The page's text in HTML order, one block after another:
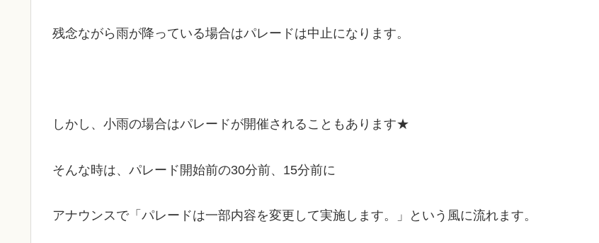
残念ながら雨が降っている場合はパレードは中止になります。
しかし、小雨の場合はパレードが開催されることもあります★
そんな時は、パレード開始前の30分前、15分前に
アナウンスで「パレードは一部内容を変更して実施します。」という風に流れます。